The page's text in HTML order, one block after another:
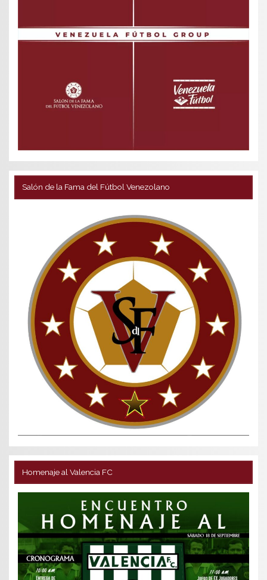
Salón de la Fama del Fútbol Venezolano
Homenaje al Valencia FC